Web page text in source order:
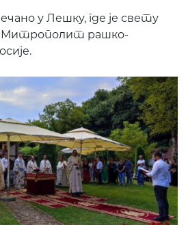
у Лешку, где је свету
Митрополит рашко-